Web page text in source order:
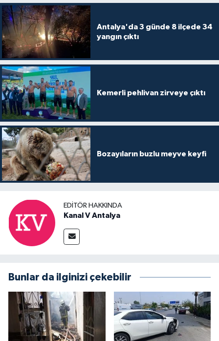
Antalya'da 3 günde 8 ilçede 34
yangın çıktı
Kemerli pehlivan zirveye çıktı
Bozayıların buzlu meyve keyfi
EDITÖR HAKKINDA
Kanal V Antalya
Bunlar da ilginizi çekebilir